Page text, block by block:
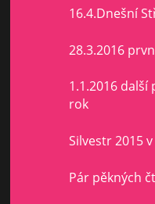
16.4.Dnešní
28.3.2016
1.1.2016 další
rok
Silvestr 2015
Pár pěkných